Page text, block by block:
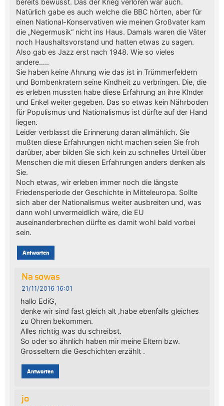
bereits bewusst. Das der Krieg verloren war auch.
Natürlich gabe es auch welche die BBC hörten, aber für
einen National-Konservativen wie meinen Großvater kam
die „Negermusik“ nicht ins Haus. Damals waren die Väter
noch Haushaltsvorstand und hatten etwas zu sagen.
Also gab es Jazz erst nach 1948. Wie so vieles
andere…..
Sie haben keine Ahnung wie das ist in Trümmerfeldern
und Bombenkratern seine Kindheit zu verbringen. Die, die
es erleben mussten habe diese Erfahrung an ihre KInder
und Enkel weiter gegeben. Das so etwas kein Nährboden
für Populismus und Nationalismus ist dürfte auf der Hand
liegen.
Leider verblasst die Erinnerung daran allmählich. Sie
mußten diese Erfahrungen nicht machen seien Sie froh
darüber, aber bilden Sie sich kein zu schnelles Urteil über
Menschen die mit diesen Erfahrungen anders denken als
Sie.
Noch etwas, wir erleben immer noch die längste
Friedensperiode der Geschichte in Mitteleuropa. Sollte
sich aber der Nationalismus weiter ausbreiten und, was
dann wohl unvermeidlich wäre, die EU
auseinanderbrechen dürfte es damit wohl bald vorbei
sein.
Antworten
Na sowas
21/11/2016 16:01
hallo EdiG,
denke wir sind fast gleich alt ,habe ebenfalls gleiches
zu Ohren bekommen.
Alles richtig was du schreibst.
So oder so ähnlich haben mir meine Eltern bzw.
Grosseltern die Geschichten erzählt .
Antworten
jo